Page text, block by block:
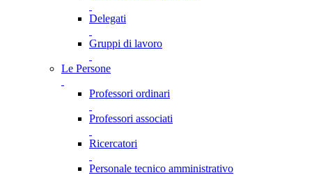
Delegati
Gruppi di lavoro
Le Persone
Professori ordinari
Professori associati
Ricercatori
Personale tecnico amministrativo